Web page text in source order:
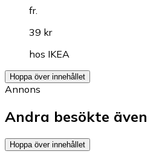
fr.
39 kr
hos IKEA
Hoppa över innehållet
Annons
Andra besökte även
Hoppa över innehållet